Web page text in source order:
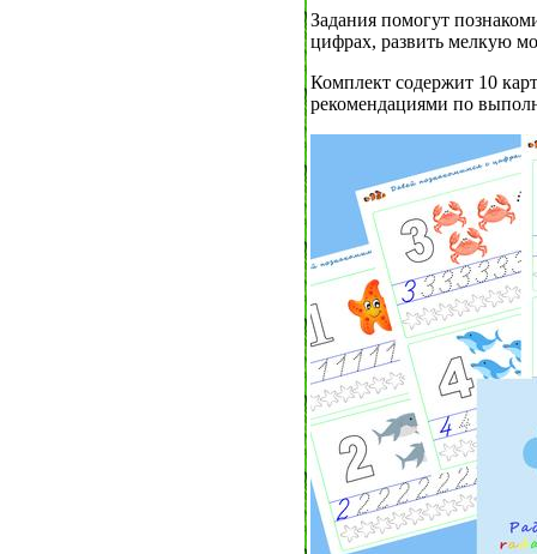
Задания помогут
цифрах, развить мелкую
Комплект содержит 10
рекомендациями по